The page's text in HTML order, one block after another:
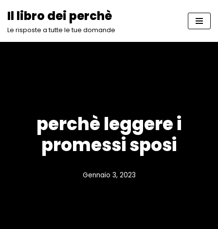
Vai
Il libro dei perchè
Le risposte a tutte le tue domande
perchè leggere i
promessi sposi
Gennaio 3, 2023